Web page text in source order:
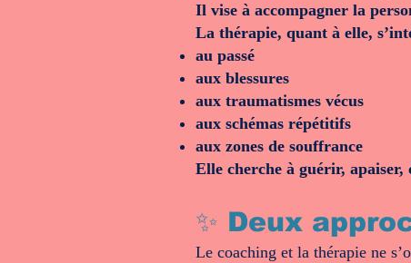
Il vise à accompagner la
La thérapie, quant à elle,
au passé
aux blessures
aux traumatismes vécus
aux schémas répétitifs
aux zones de souffrance
Elle cherche à guérir,
✨ Deux
Le coaching et la thérapie ne